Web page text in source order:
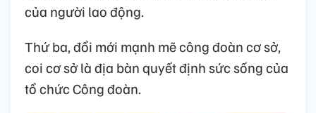
của người lao động.
Thứ ba, đổi mới mạnh mẽ công đoàn cơ sở,
coi cơ sở là địa bàn quyết định sức sống của
tổ chức Công đoàn.